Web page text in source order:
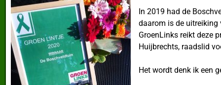
In 2019 had de
daarom is de
GroenLinks reikt deze
Huijbrechts, raadslid
Het wordt denk ik een